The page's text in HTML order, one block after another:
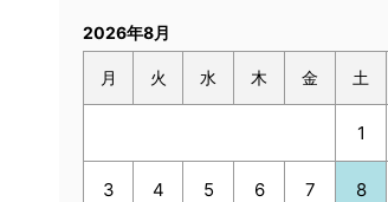
2026年8月
月 火 水 木 金 土
1
3 4 5 6 7 8